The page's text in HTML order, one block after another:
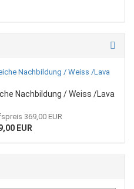
Nachbildung / Weiss /Lava
369,00 EUR
EUR